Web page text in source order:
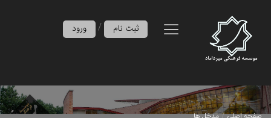
ورود / ثبت نام